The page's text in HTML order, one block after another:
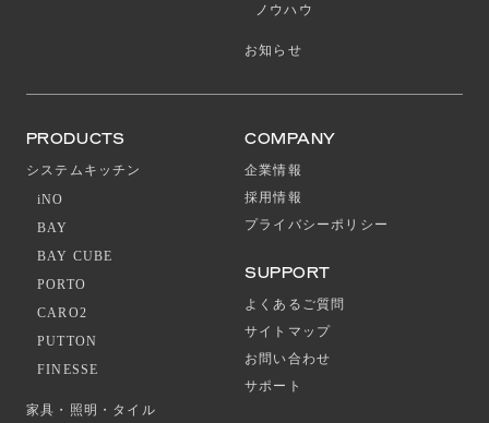
ノウハウ
お知らせ
PRODUCTS
システムキッチン
iNO
BAY
BAY CUBE
PORTO
CARO2
PUTTON
FINESSE
家具・照明・タイル
COMPANY
企業情報
採用情報
プライバシーポリシー
SUPPORT
よくあるご質問
サイトマップ
お問い合わせ
サポート